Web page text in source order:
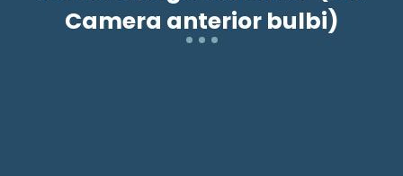
Camera anterior bulbi)